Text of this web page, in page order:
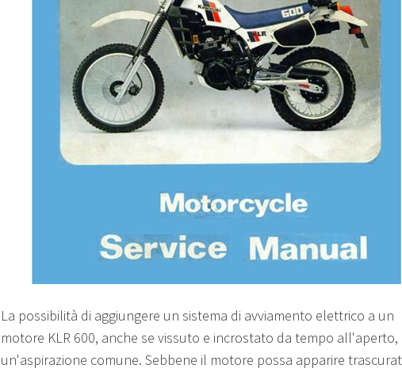
La possibilità di aggiungere un sistema di avviamento elettrico a un
motore KLR 600, anche se vissuto e incrostato da tempo all'aperto,
un'aspirazione comune. Sebbene il motore possa apparire